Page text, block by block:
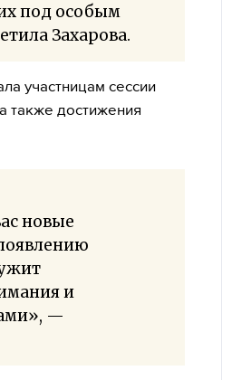
под особым
Захарова.
участницам сессии
также достижения
новые
и
—